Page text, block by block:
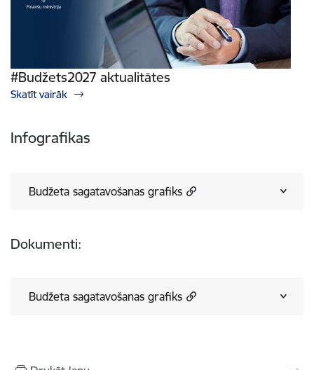
#Budžets2027 aktualitātes
Skatīt vairāk
Infografikas
Budžeta sagatavošanas grafiks
Dokumenti:
Budžeta sagatavošanas grafiks